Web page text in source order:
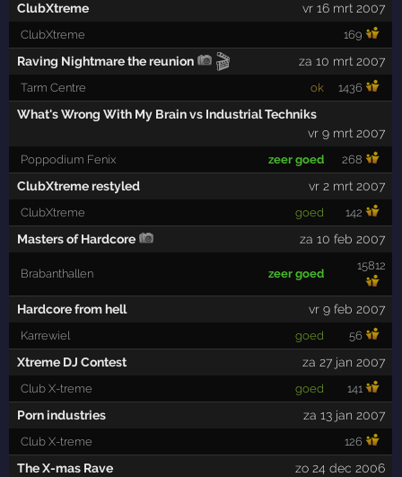
ClubXtreme vr 16 mrt 2007
ClubXtreme 169
Raving Nightmare the reunion 🎬 za 10 mrt 2007
Tarm Centre ok 1436
What's Wrong With My Brain vs Industrial Techniks
vr 9 mrt 2007
Poppodium Fenix zeer goed 268
ClubXtreme restyled vr 2 mrt 2007
ClubXtreme goed 142
Masters of Hardcore za 10 feb 2007
Brabanthallen zeer goed
15812
Hardcore from hell vr 9 feb 2007
Karrewiel goed 56
Xtreme DJ Contest za 27 jan 2007
Club X-treme goed 141
Porn industries za 13 jan 2007
Club X-treme 126
The X-mas Rave zo 24 dec 2006